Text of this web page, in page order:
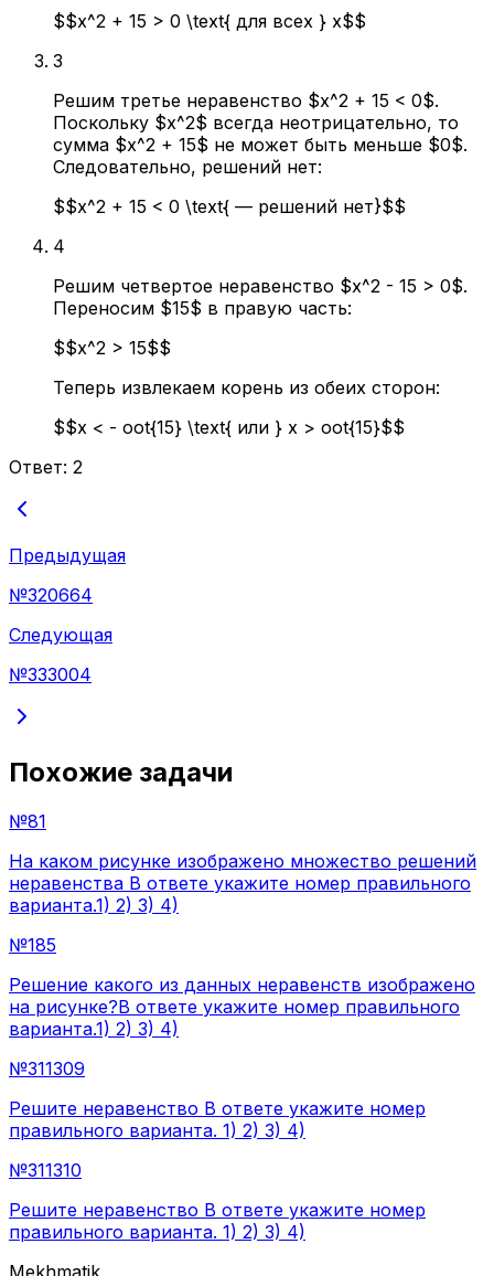
$$x^2 + 15 > 0 \text{ для всех } x$$
3
Решим третье неравенство $x^2 + 15 < 0$.
Поскольку $x^2$ всегда неотрицательно, то
сумма $x^2 + 15$ не может быть меньше $0$.
Следовательно, решений нет:
$$x^2 + 15 < 0 \text{ — решений нет}$$
4
Решим четвертое неравенство $x^2 - 15 > 0$.
Переносим $15$ в правую часть:
$$x^2 > 15$$
Теперь извлекаем корень из обеих сторон:
$$x < - oot{15} \text{ или } x > oot{15}$$
Ответ: 2
Предыдущая
№320664
Следующая
№333004
Похожие задачи
№81
На каком рисунке изображено множество решений
неравенства В ответе укажите номер правильного
варианта.1) 2) 3) 4)
№185
Решение какого из данных неравенств изображено
на рисунке?В ответе укажите номер правильного
варианта.1) 2) 3) 4)
№311309
Решите неравенство В ответе укажите номер
правильного варианта. 1) 2) 3) 4)
№311310
Решите неравенство В ответе укажите номер
правильного варианта. 1) 2) 3) 4)
Mekhmatik